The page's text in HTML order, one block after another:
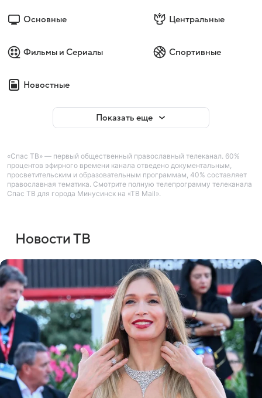
Основные Центральные
Фильмы и Сериалы Спортивные
Новостные
Показать еще
«Спас ТВ» — первый общественный православный телеканал. 60%
процентов эфирного времени канала отведено документальным,
просветительским и образовательным программам, 40% составляет
православная тематика. Смотрите полную телепрограмму телеканала
Спас ТВ для города Минусинск на «ТВ Mail».
Новости ТВ